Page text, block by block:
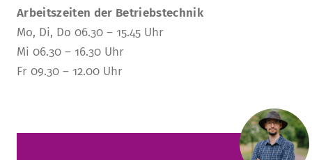
ALUMNI
KARRIERE
Arbeitszeiten der Betriebstechnik
Mo, Di, Do 06.30 – 15.45 Uhr
Mi 06.30 – 16.30 Uhr
Fr 09.30 – 12.00 Uhr